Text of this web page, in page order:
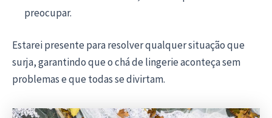
preocupar.
Estarei presente para resolver qualquer situação que
surja, garantindo que o chá de lingerie aconteça sem
problemas e que todas se divirtam.